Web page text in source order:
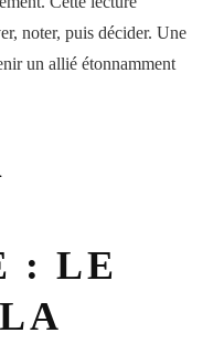
noter, puis décider. Une
un allié étonnamment
: LE